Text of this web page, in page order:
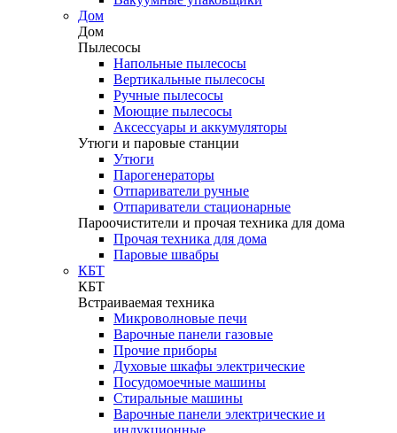
Дом
Дом
Пылесосы
Напольные пылесосы
Вертикальные пылесосы
Ручные пылесосы
Моющие пылесосы
Аксессуары и аккумуляторы
Утюги и паровые станции
Утюги
Парогенераторы
Отпариватели ручные
Отпариватели стационарные
Пароочистители и прочая техника для дома
Прочая техника для дома
Паровые швабры
КБТ
КБТ
Встраиваемая техника
Микроволновые печи
Варочные панели газовые
Прочие приборы
Духовые шкафы электрические
Посудомоечные машины
Стиральные машины
Варочные панели электрические и
индукционные